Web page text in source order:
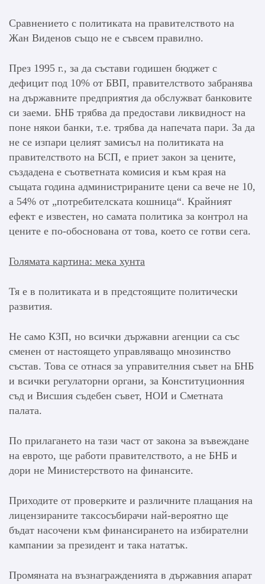
Сравнението с политиката на правителството на
Жан Виденов също не е съвсем правилно.
През 1995 г., за да състави годишен бюджет с
дефицит под 10% от БВП, правителството забранява
на държавните предприятия да обслужват банковите
си заеми. БНБ трябва да предостави ликвидност на
поне някои банки, т.е. трябва да напечата пари. За да
не се изпари целият замисъл на политиката на
правителството на БСП, е приет закон за цените,
създадена е съответната комисия и към края на
същата година администрираните цени са вече не 10,
а 54% от „потребителската кошница“. Крайният
ефект е известен, но самата политика за контрол на
цените е по-обоснована от това, което се готви сега.
Голямата картина: мека хунта
Тя е в политиката и в предстоящите политически
развития.
Не само КЗП, но всички държавни агенции са със
сменен от настоящето управляващо мнозинство
състав. Това се отнася за управителния съвет на БНБ
и всички регулаторни органи, за Конституционния
съд и Висшия съдебен съвет, НОИ и Сметната
палата.
По прилагането на тази част от закона за въвеждане
на еврото, ще работи правителството, а не БНБ и
дори не Министерството на финансите.
Приходите от проверките и различните плащания на
лицензираните таксосъбирачи най-вероятно ще
бъдат насочени към финансирането на избирателни
кампании за президент и така нататък.
Промяната на възнагражденията в държавния апарат